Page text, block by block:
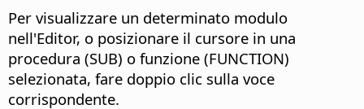
Per visualizzare un determinato modulo
nell'Editor, o posizionare il cursore in una
procedura (SUB) o funzione (FUNCTION)
selezionata, fare doppio clic sulla voce
corrispondente.